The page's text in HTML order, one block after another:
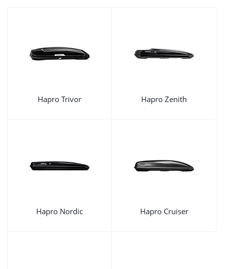
Hapro Trivor Hapro Zenith
Hapro Nordic Hapro Cruiser